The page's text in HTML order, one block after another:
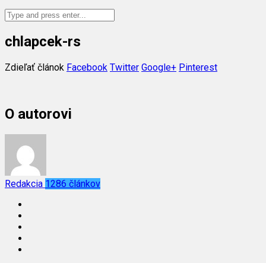
chlapcek-rs
Zdieľať článok Facebook Twitter Google+ Pinterest
O autorovi
Redakcia 1286 článkov